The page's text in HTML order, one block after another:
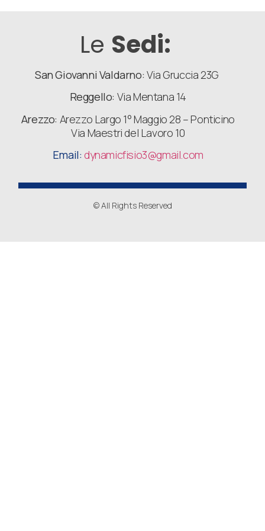
Le Sedi:
San Giovanni Valdarno: Via Gruccia 23G
Reggello: Via Mentana 14
Arezzo: Arezzo Largo 1° Maggio 28 – Ponticino
Via Maestri del Lavoro 10
Email: dynamicfisio3@gmail.com
© All Rights Reserved